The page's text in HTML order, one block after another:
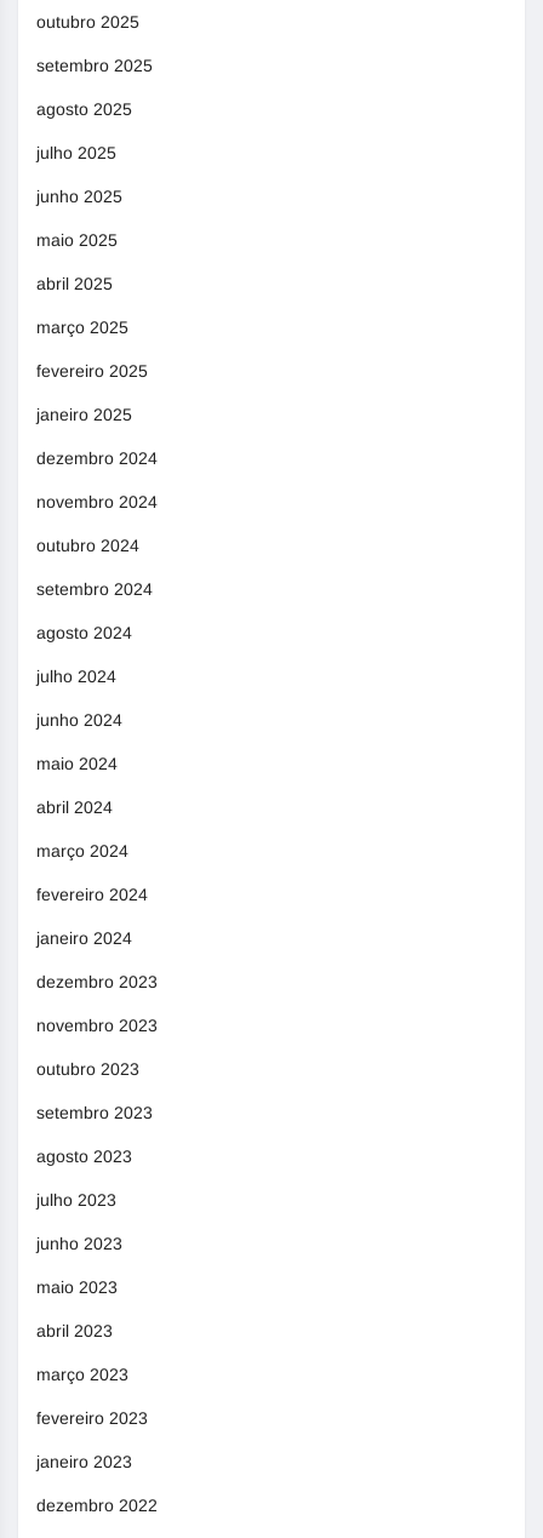
outubro 2025
setembro 2025
agosto 2025
julho 2025
junho 2025
maio 2025
abril 2025
março 2025
fevereiro 2025
janeiro 2025
dezembro 2024
novembro 2024
outubro 2024
setembro 2024
agosto 2024
julho 2024
junho 2024
maio 2024
abril 2024
março 2024
fevereiro 2024
janeiro 2024
dezembro 2023
novembro 2023
outubro 2023
setembro 2023
agosto 2023
julho 2023
junho 2023
maio 2023
abril 2023
março 2023
fevereiro 2023
janeiro 2023
dezembro 2022